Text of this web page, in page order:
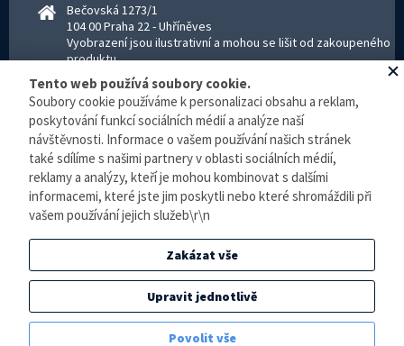
Bečovská 1273/1
104 00 Praha 22 - Uhříněves
Vyobrazení jsou ilustrativní a mohou se lišit od zakoupeného
produktu.
www.sokra.cz│www.haier-klimatizace.cz
Otevírací doba
Pondělí–Pátek 8–16:30 hodin - kancelář
Pondělí–pátek 8–16:00 hodin - sklad
Zpracování osobních údajů
© E-klimatizace.cz, všechna práva vyhrazena.
Internetový obchodvytvořilo studioBlueGhost.
Elektronická evidence tržeb je zde prováděna v BĚŽNÉM REŽIMU. Podle zákona o
evidenci tržeb je prodejce povinen vystavit kupujícímu účtenku. Zároveň je povinen
zaevidovat přijatou tržbu u správce daně online, v případě technického výpadku pak
nejpozději do 48 hodin.
Tento web používá soubory cookie.
Soubory cookie používáme k personalizaci obsahu a reklam,
poskytování funkcí sociálních médií a analýze naší
návštěvnosti. Informace o vašem používání našich stránek
také sdílíme s našimi partnery v oblasti sociálních médií,
reklamy a analýzy, kteří je mohou kombinovat s dalšími
informacemi, které jste jim poskytli nebo které shromáždili při
vašem používání jejich služeb\r\n
Zakázat vše
Upravit jednotlivě
Povolit vše